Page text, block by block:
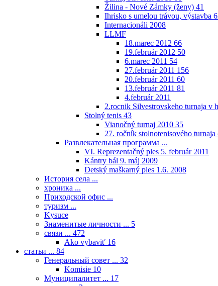
Žilina - Nové Zámky (ženy) 41
Ihrisko s umelou trávou, výstavba
Internacionáli 2008
LLMF
18.marec 2012 66
19.február 2012 50
6.marec 2011 54
27.február 2011 156
20.február 2011 60
13.február 2011 81
4.február 2011
2.rocnik Silvestrovskeho turnaja v
Stolný tenis 43
Vianočný turnaj 2010 35
27. ročník stolnotenisového
Развлекательная программа ...
VI. Reprezentačný ples 5. február 2011
Kántry bál 9. máj 2009
Detský maškarný ples 1.6. 2008
История села ...
хроника ...
Приходской офис ...
туризм ...
Kysuce
Знаменитые личности ... 5
связи ... 472
Ako vybaviť 16
статьи ... 84
Генеральный совет ... 32
Komisie 10
Муниципалитет ... 17